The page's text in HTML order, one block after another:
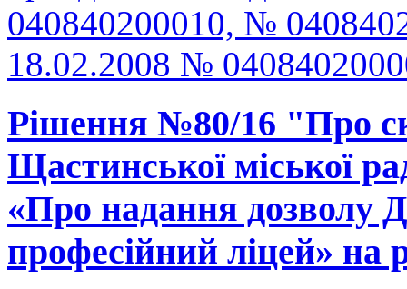
040840200010, №
18.02.2008 №
Рішення №80/16 "Про
Щастинської міської
«Про надання
професійний ліцей» на